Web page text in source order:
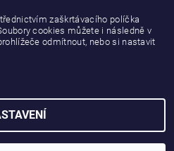
všechna práva vyhrazena
zaškrtávacího políčka
cookies můžete i následně v
odmítnout, nebo si nastavit